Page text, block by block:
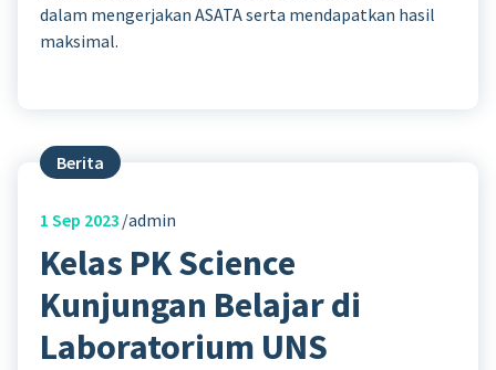
dalam mengerjakan ASATA serta mendapatkan hasil
maksimal.
Berita
1 Sep 2023 admin
Kelas PK Science
Kunjungan Belajar di
Laboratorium UNS